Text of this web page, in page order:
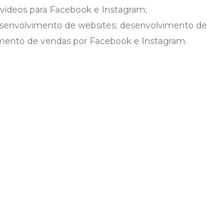
para Facebook e Instagram;
de websites; desenvolvimento de
de vendas por Facebook e Instagram.